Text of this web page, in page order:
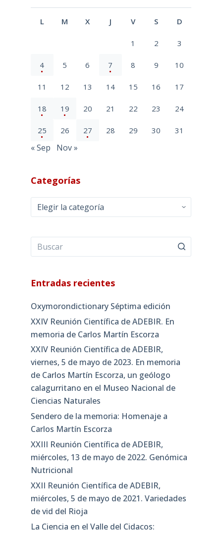
L M X J V S D
1 2 3
4 5 6 7 8 9 10
11 12 13 14 15 16 17
18 19 20 21 22 23 24
25 26 27 28 29 30 31
« Sep Nov »
Categorías
Categorías
Entradas recientes
Oxymorondictionary Séptima edición
XXIV Reunión Científica de ADEBIR. En
memoria de Carlos Martín Escorza
XXIV Reunión Científica de ADEBIR,
viernes, 5 de mayo de 2023. En memoria
de Carlos Martín Escorza, un geólogo
calagurritano en el Museo Nacional de
Ciencias Naturales
Sendero de la memoria: Homenaje a
Carlos Martín Escorza
XXIII Reunión Científica de ADEBIR,
miércoles, 13 de mayo de 2022. Genómica
Nutricional
XXII Reunión Científica de ADEBIR,
miércoles, 5 de mayo de 2021. Variedades
de vid del Rioja
La Ciencia en el Valle del Cidacos: